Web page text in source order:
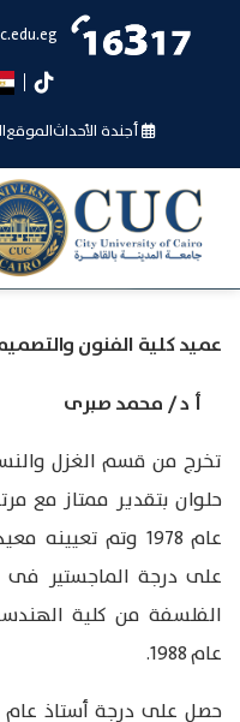
تيك
أجندة الأحداثالموقع
الرئيسية مجلس الكلية
عميد كلية الفنون
أ د / محمد صبرى
تخرج من قسم الغزل
حلوان بتقدير ممتاز مع
الفلسفة من كلية
عام 1988.